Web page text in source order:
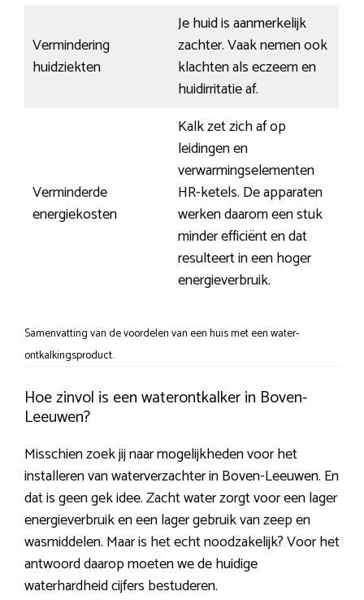
Vermindering
huidziekten
Je huid is aanmerkelijk
zachter. Vaak nemen ook
klachten als eczeem en
huidirritatie af.
Verminderde
energiekosten
Kalk zet zich af op
leidingen en
verwarmingselementen
HR-ketels. De apparaten
werken daarom een stuk
minder efficiënt en dat
resulteert in een hoger
energieverbruik.
Samenvatting van de voordelen van een huis met een water-
ontkalkingsproduct.
Hoe zinvol is een waterontkalker in Boven-
Leeuwen?
Misschien zoek jij naar mogelijkheden voor het
installeren van waterverzachter in Boven-Leeuwen. En
dat is geen gek idee. Zacht water zorgt voor een lager
energieverbruik en een lager gebruik van zeep en
wasmiddelen. Maar is het echt noodzakelijk? Voor het
antwoord daarop moeten we de huidige
waterhardheid cijfers bestuderen.